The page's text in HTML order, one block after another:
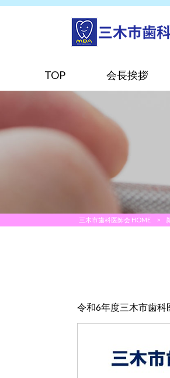
TOP 会長挨拶
三木市歯科医師会 HOME >
令和6年度三木市歯科